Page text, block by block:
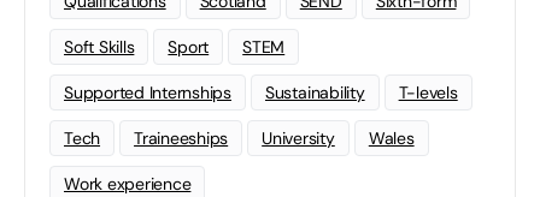
Soft Skills Sport STEM
Supported Internships Sustainability T-levels
Tech Traineeships University Wales
Work experience